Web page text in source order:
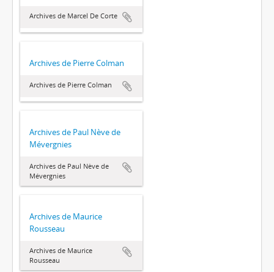
Archives de Marcel De Corte
Archives de Pierre Colman
Archives de Pierre Colman
Archives de Paul Nève de
Mévergnies
Archives de Paul Nève de
Mévergnies
Archives de Maurice
Rousseau
Archives de Maurice
Rousseau